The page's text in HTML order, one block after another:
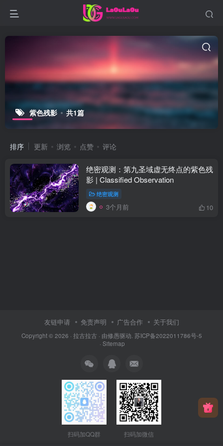
紫色残影 共1篇
排序 更新 浏览 点赞 评论
绝密观测：第九圣域虚无终点的紫色残
影 | Classified Observation
绝密观测
3个月前 10
友链申请 免责声明 广告合作 关于我们
Copyright © 2026 · 拉古拉古 · 由修愚驱动. 苏ICP备2022011786号-5
· Sitemap
扫码加QQ群 扫码加微信